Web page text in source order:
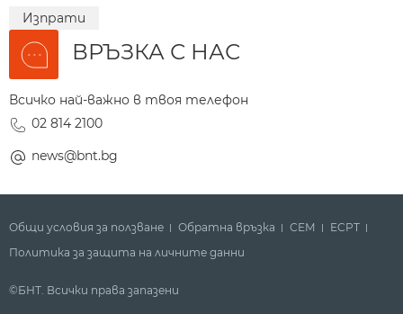
Изпрати
ВРЪЗКА С НАС
Всичко най-важно в твоя телефон
02 814 2100
news@bnt.bg
Общи условия за ползване Обратна връзка СЕМ
ECPT
Политика за защита на личните данни
©БНТ. Всички права запазени